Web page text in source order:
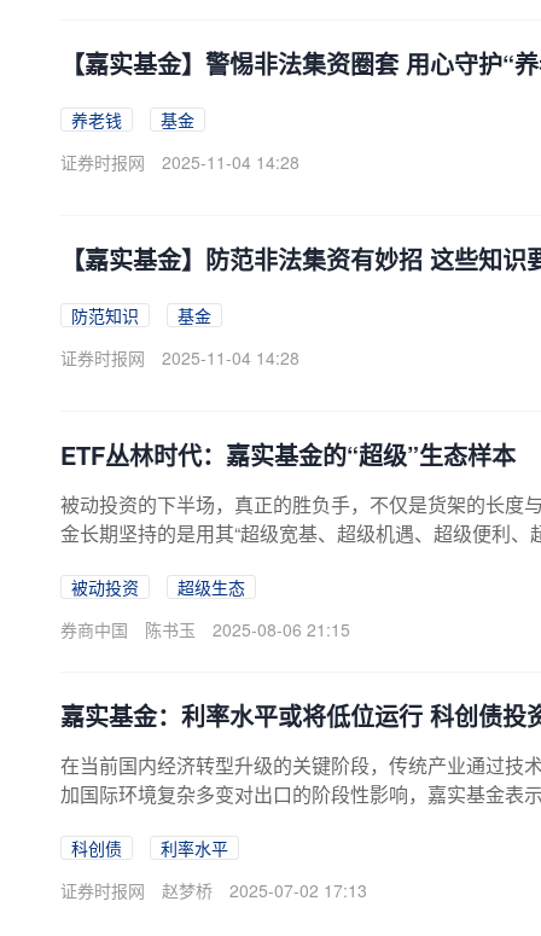
【嘉实基金】警惕非法集资圈套 用心守护“
养老钱
基金
证券时报网
2025-11-04 14:28
【嘉实基金】防范非法集资有妙招 这些知识
防范知识
基金
证券时报网
2025-11-04 14:28
ETF丛林时代：嘉实基金的“超级”生态样本
被动投资的下半场，真正的胜负手，不仅是货架的长度
金长期坚持的是用其“超级宽基、超级机遇、超级便利
矗立，将人工智能的信仰深深植入人心；当创新药板块
人类健康的行业，正以前所未有的速度点亮创新的灯塔
被动投资
超级生态
券商中国
陈书玉 2025-08-06 21:15
嘉实基金：利率水平或将低位运行 科创债投
在当前国内经济转型升级的关键阶段，传统产业通过技
加国际环境复杂多变对出口的阶段性影响，嘉实基金表
步凸显。
科创债
利率水平
证券时报网
赵梦桥 2025-07-02 17:13